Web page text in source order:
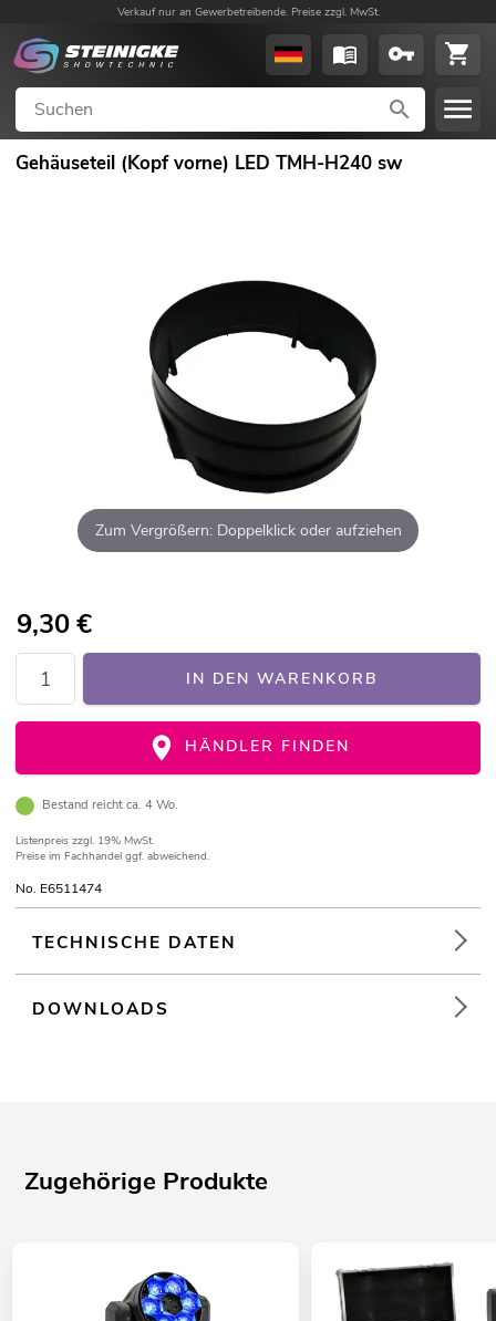
Verkauf nur an Gewerbetreibende. Preise zzgl. MwSt.
Gehäuseteil (Kopf vorne) LED TMH-H240 sw
Zum Vergrößern: Doppelklick oder aufziehen
9,30€
IN DEN WARENKORB
HÄNDLER FINDEN
Bestand reicht ca. 4 Wo.
Listenpreis zzgl. 19% MwSt.
Preise im Fachhandel ggf. abweichend.
No. E6511474
TECHNISCHE DATEN
DOWNLOADS
Zugehörige Produkte